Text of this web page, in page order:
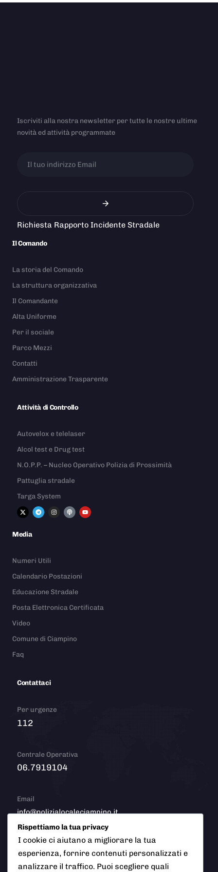
Iscriviti alla nostra newsletter per tutte le nostre ultime
novità ed attività programmate
Richiesta Rapporto Incidente Stradale
Il Comando
La storia del Comando
La struttura organizzativa
Il Comandante
Alta Uniforme
Per il sociale
Parco Mezzi
Contatti
Amministrazione Trasparente
Attività di Controllo
Autovelox e telelaser
Alcol test e Drug test
N.O.P.P. – Nucleo Operativo Polizia di Prossimità
Pattuglia stradale
Targa System
Media
Numeri Utili
Calendario Postazioni
Educazione Stradale
Posta Elettronica Certificata
Video
Comune di Ciampino
Faq
Contattaci
Per urgenze
112
Centrale Operativa
06.7919104
Email
info@polizialocaleciampino.it
© 2026 Polizia Locale del Comune di Ciampino (Roma). Tutti
Rispettiamo la tua privacy
I cookie ci aiutano a migliorare la tua
esperienza, fornire contenuti personalizzati e
analizzare il traffico. Puoi scegliere quali